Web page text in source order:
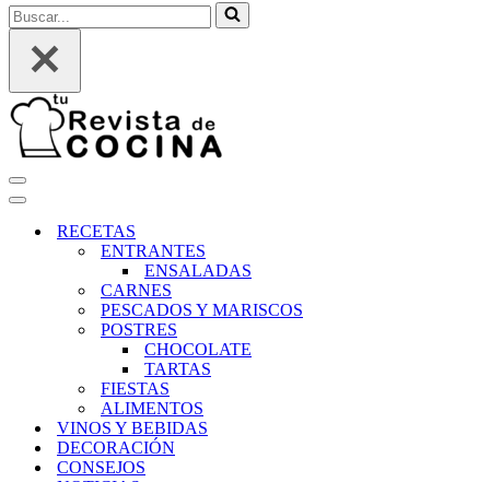
Buscar...
Menú
de
Menú
navegaciónRECETAS
ENTRANTES
ENSALADAS
CARNES
PESCADOS Y MARISCOS
POSTRES
CHOCOLATE
TARTAS
FIESTAS
ALIMENTOS
VINOS Y BEBIDAS
DECORACIÓN
CONSEJOS